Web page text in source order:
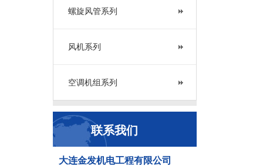
螺旋风管系列
风机系列
空调机组系列
联系我们
大连金发机电工程有限公司